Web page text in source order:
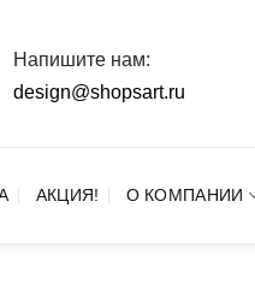
Напишите нам:
design@shopsart.ru
АКЦИЯ! О КОМПАНИИ